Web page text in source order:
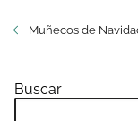
Muñecos de
Buscar